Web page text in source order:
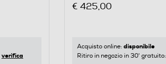
verifica
€ 425,00
Acquisto online: disponibile
Ritiro in negozio in 30' gratuito: